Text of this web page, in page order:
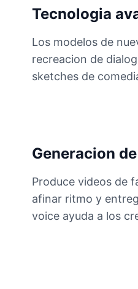
Tecnologia
Los modelos de
recreacion de
sketches de
Generacion
Produce videos de
afinar ritmo y
voice ayuda a los